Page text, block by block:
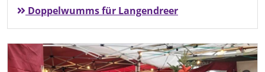
Doppelwumms für Langendreer